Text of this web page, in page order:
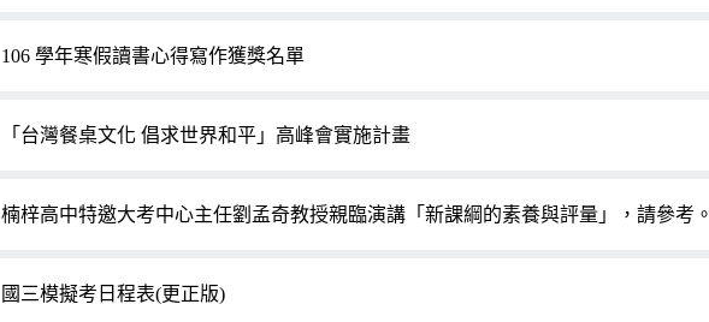
106 學年寒假讀書心得寫作獲獎名單
「台灣餐桌文化 倡求世界和平」高峰會實施計畫
楠梓高中特邀大考中心主任劉孟奇教授親臨演講「新課綱的素養與評量」，請參考。
國三模擬考日程表(更正版)